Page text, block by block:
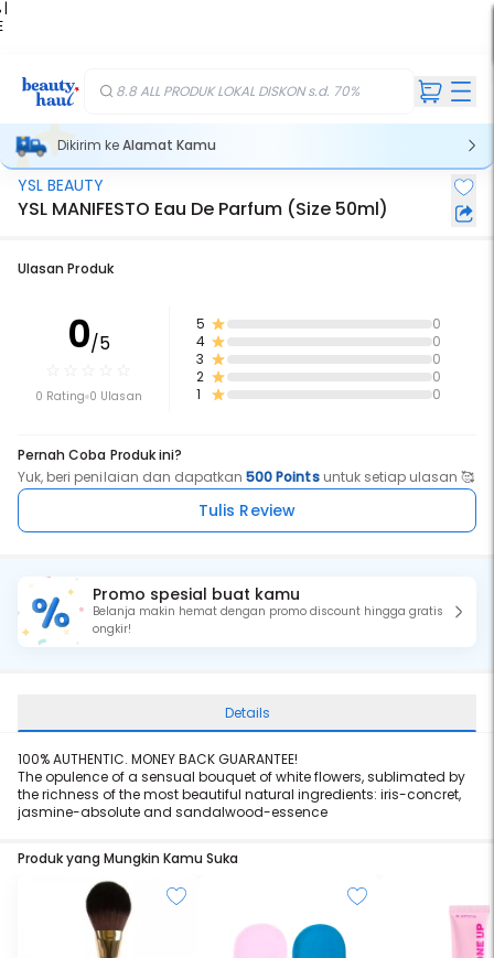
|
8.8 ALL PRODUK LOKAL DISKON s.d. 70%
Dikirim keAlamat Kamu
YSL BEAUTY
YSL MANIFESTO Eau De Parfum (Size 50ml)
Ulasan Produk
0/5
0 Rating 0 Ulasan
5
0
4
0
3
0
2
0
1
0
Pernah Coba Produk ini?
Yuk, beri penilaian dan dapatkan500 Pointsuntuk setiap ulasan 🥰
Tulis Review
Promo spesial buat kamu
Belanja makin hemat dengan promo discount hingga gratis
ongkir!
Details
100% AUTHENTIC. MONEY BACK GUARANTEE!
The opulence of a sensual bouquet of white flowers, sublimated by
the richness of the most beautiful natural ingredients: iris-concret,
jasmine-absolute and sandalwood-essence
Produk yang Mungkin Kamu Suka